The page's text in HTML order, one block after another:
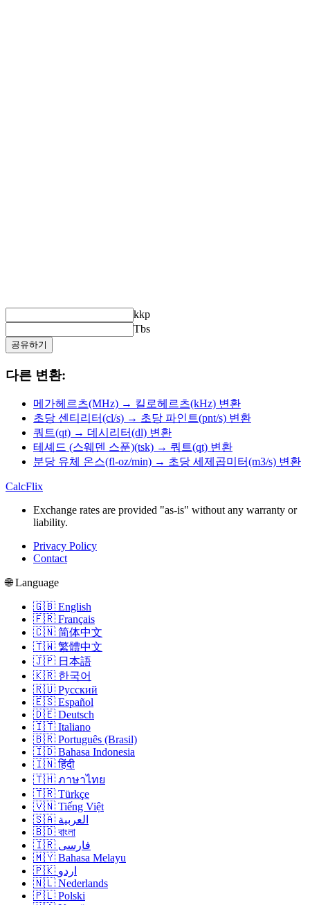
kkp
Tbs
공유하기
다른 변환:
메가헤르츠(MHz) → 킬로헤르츠(kHz) 변환
초당 센티리터(cl/s) → 초당 파인트(pnt/s) 변환
쿼트(qt) → 데시리터(dl) 변환
테셰드 (스웨덴 스푼)(tsk) → 쿼트(qt) 변환
분당 유체 온스(fl-oz/min) → 초당 세제곱미터(m3/s) 변환
CalcFlix
Exchange rates are provided "as-is" without any warranty or
liability.
Privacy Policy
Contact
🌐 Language
🇬🇧 English
🇫🇷 Français
🇨🇳 简体中文
🇹🇼 繁體中文
🇯🇵 日本語
🇰🇷 한국어
🇷🇺 Русский
🇪🇸 Español
🇩🇪 Deutsch
🇮🇹 Italiano
🇧🇷 Português (Brasil)
🇮🇩 Bahasa Indonesia
🇮🇳 हिंदी
🇹🇭 ภาษาไทย
🇹🇷 Türkçe
🇻🇳 Tiếng Việt
🇸🇦 العربية
🇧🇩 বাংলা
🇮🇷 فارسی
🇲🇾 Bahasa Melayu
🇵🇰 اردو
🇳🇱 Nederlands
🇵🇱 Polski